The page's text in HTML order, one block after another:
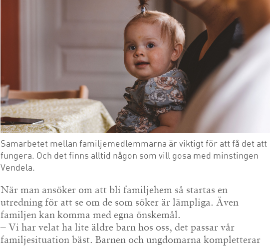
Samarbetet mellan familjemedlemmarna är viktigt för att få det att
fungera. Och det finns alltid någon som vill gosa med minstingen
Vendela.
När man ansöker om att bli familjehem så startas en
utredning för att se om de som söker är lämpliga. Även
familjen kan komma med egna önskemål.
– Vi har velat ha lite äldre barn hos oss, det passar vår
familjesituation bäst. Barnen och ungdomarna kompletterar